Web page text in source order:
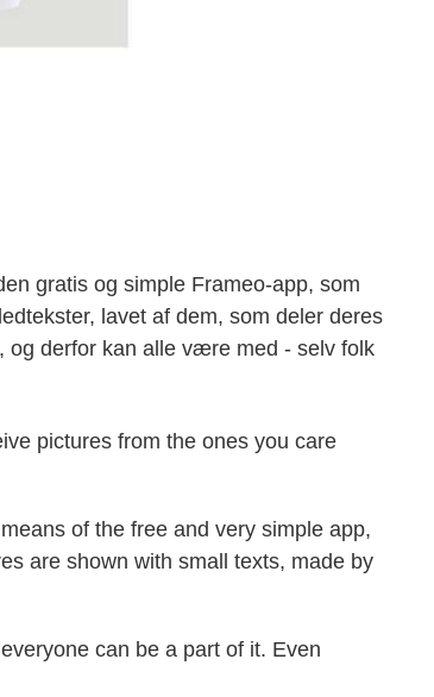
gratis og simple Frameo-app, som
lavet af dem, som deler deres
og derfor kan alle være med - selv folk
pictures from the ones you care
of the free and very simple app,
are shown with small texts, made by
can be a part of it. Even